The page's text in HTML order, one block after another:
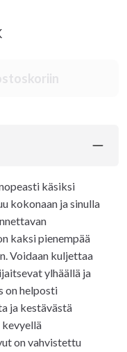
käsiksi
kokonaan ja sinulla
kaksi pienempää
Voidaan kuljettaa
ylhäällä ja
on helposti
ja kestävästä
kevyellä
on vahvistettu